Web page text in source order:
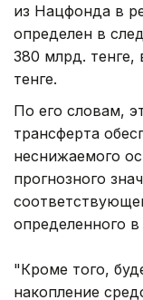
из Нацфонда в
определен в
380 млрд. тенге,
тенге.
По его словам,
трансферта
неснижаемого
прогнозного
определенного
"Кроме того,
накопление